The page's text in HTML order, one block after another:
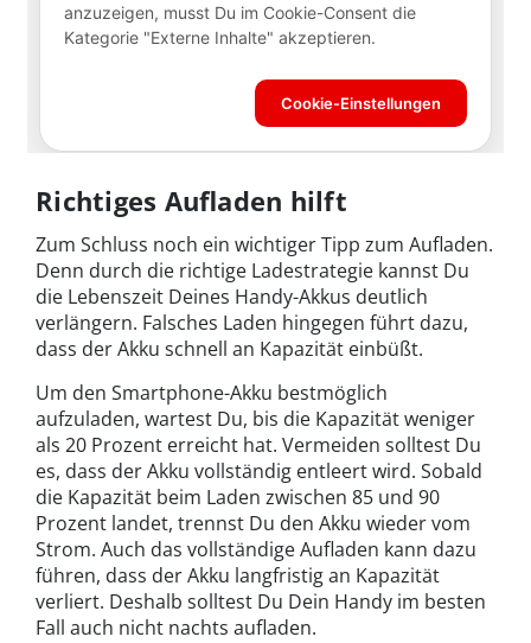
Richtiges Aufladen hilft
Zum Schluss noch ein wichtiger Tipp zum Aufladen.
Denn durch die richtige Ladestrategie kannst Du
die Lebenszeit Deines Handy-Akkus deutlich
verlängern. Falsches Laden hingegen führt dazu,
dass der Akku schnell an Kapazität einbüßt.
Um den Smartphone-Akku bestmöglich
aufzuladen, wartest Du, bis die Kapazität weniger
als 20 Prozent erreicht hat. Vermeiden solltest Du
es, dass der Akku vollständig entleert wird. Sobald
die Kapazität beim Laden zwischen 85 und 90
Prozent landet, trennst Du den Akku wieder vom
Strom. Auch das vollständige Aufladen kann dazu
führen, dass der Akku langfristig an Kapazität
verliert. Deshalb solltest Du Dein Handy im besten
Fall auch nicht nachts aufladen.